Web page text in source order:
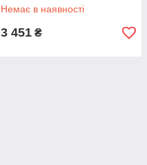
Немає в наявності
3 451 ₴